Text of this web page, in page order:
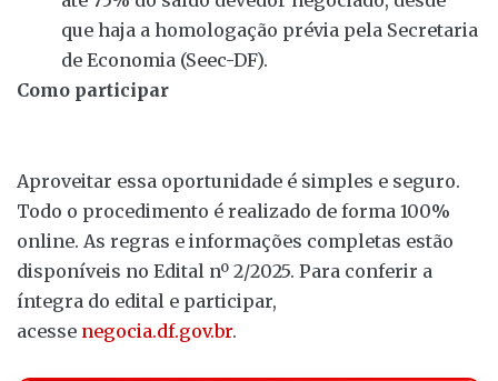
que haja a homologação prévia pela Secretaria
de Economia (Seec-DF).
Como participar
Aproveitar essa oportunidade é simples e seguro.
Todo o procedimento é realizado de forma 100%
online. As regras e informações completas estão
disponíveis no Edital nº 2/2025. Para conferir a
íntegra do edital e participar,
acesse negocia.df.gov.br.